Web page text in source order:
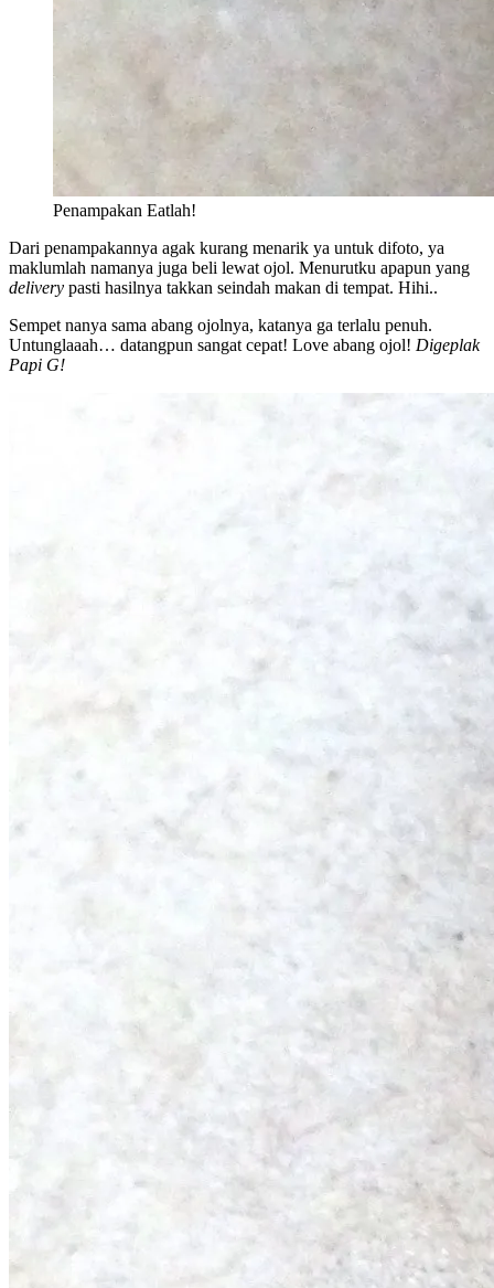
Penampakan Eatlah!
Dari penampakannya agak kurang menarik ya untuk difoto, ya
maklumlah namanya juga beli lewat ojol. Menurutku apapun yang
delivery pasti hasilnya takkan seindah makan di tempat. Hihi..
Sempet nanya sama abang ojolnya, katanya ga terlalu penuh.
Untunglaaah… datangpun sangat cepat! Love abang ojol! Digeplak
Papi G!